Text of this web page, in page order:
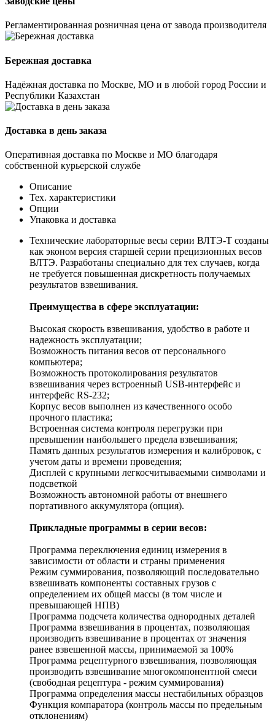
Регламентированная розничная цена от завода производителя
Бережная доставка
Надёжная доставка по Москве, МО и в любой город России и
Республики Казахстан
Доставка в день заказа
Оперативная доставка по Москве и МО благодаря
собственной курьерской службе
Описание
Тех. характеристики
Опции
Упаковка и доставка
Технические лабораторные весы серии ВЛТЭ-Т созданы
как эконом версия старшей серии прецизионных весов
ВЛТЭ. Разработаны специально для тех случаев, когда
не требуется повышенная дискретность получаемых
результатов взвешивания.
Преимущества в сфере эксплуатации:
Высокая скорость взвешивания, удобство в работе и
надежность эксплуатации;
Возможность питания весов от персонального
компьютера;
Возможность протоколирования результатов
взвешивания через встроенный USB-интерфейс и
интерфейс RS-232;
Корпус весов выполнен из качественного особо
прочного пластика;
Встроенная система контроля перегрузки при
превышении наибольшего предела взвешивания;
Память данных результатов измерения и калибровок, с
учетом даты и времени проведения;
Дисплей с крупными легкосчитываемыми символами и
подсветкой
Возможность автономной работы от внешнего
портативного аккумулятора (опция).
Прикладные программы в серии весов:
Программа переключения единиц измерения в
зависимости от области и страны применения
Режим суммирования, позволяющий последовательно
взвешивать компоненты составных грузов с
определением их общей массы (в том числе и
превышающей НПВ)
Программа подсчета количества однородных деталей
Программа взвешивания в процентах, позволяющая
производить взвешивание в процентах от значения
ранее взвешенной массы, принимаемой за 100%
Программа рецептурного взвешивания, позволяющая
производить взвешивание многокомпонентной смеси
(свободная рецептура - режим суммирования)
Программа определения массы нестабильных образцов
Функция компаратора (контроль массы по предельным
отклонениям)